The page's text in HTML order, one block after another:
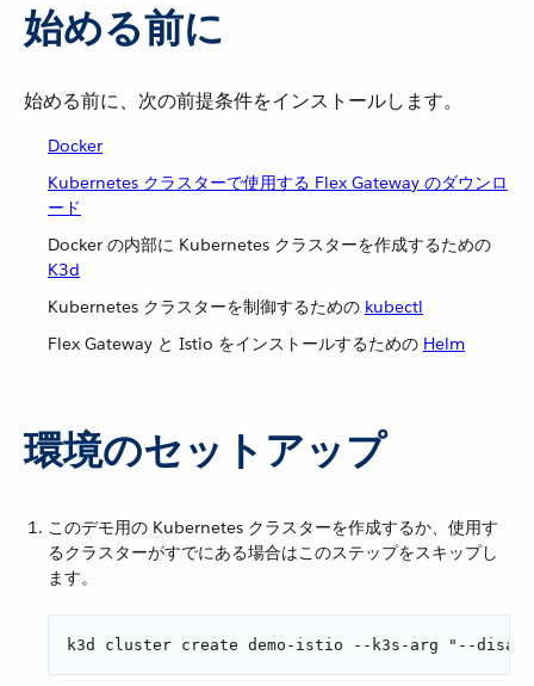
始める前に
始める前に、次の前提条件をインストールします。
Docker
Kubernetes クラスターで使用する Flex Gateway のダウンロ
ード
Docker の内部に Kubernetes クラスターを作成するための
K3d
Kubernetes クラスターを制御するための kubectl
Flex Gateway と Istio をインストールするための Helm
環境のセットアップ
このデモ用の Kubernetes クラスターを作成するか、使用す
るクラスターがすでにある場合はこのステップをスキップし
ます。
k3d cluster create demo-istio --k3s-arg "--